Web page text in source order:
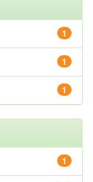
1
1
1
1